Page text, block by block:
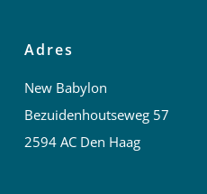
Adres
New Babylon
Bezuidenhoutseweg 57
2594 AC Den Haag